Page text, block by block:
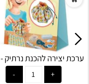
ערכת יצירה להכנת נרתיק - Buki